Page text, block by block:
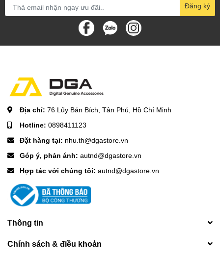
Đăng ký
Địa chỉ: 76 Lũy Bán Bích, Tân Phú, Hồ Chí Minh
Hotline: 0898411123
Đặt hàng tại: nhu.th@dgastore.vn
Góp ý, phản ánh: autnd@dgastore.vn
Hợp tác với chúng tôi: autnd@dgastore.vn
Thông tin
Chính sách & điều khoản